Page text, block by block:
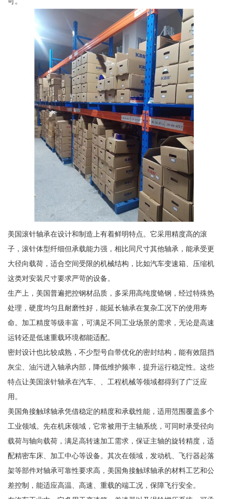
美国滚针轴承在设计和制造上有着鲜明特点。它采用精度高的滚
子，滚针体型纤细但承载能力强，相比同尺寸其他轴承，能承受更
大径向载荷，适合空间受限的机械结构，比如汽车变速箱、压缩机
这类对安装尺寸要求严苛的设备。
生产上，美国普遍把控钢材品质，多采用高纯度铬钢，经过特殊热
处理，硬度均匀且耐磨性好，能延长轴承在复杂工况下的使用寿
命。加工精度等级丰富，可满足不同工业场景的需求，无论是高速
运转还是低速重载环境都能适配。
密封设计也比较成熟，不少型号自带优化的密封结构，能有效阻挡
灰尘、油污进入轴承内部，降低维护频率，提升运行稳定性。这些
特点让美国滚针轴承在汽车、、工程机械等领域都得到了广泛应
用。
美国角接触球轴承凭借稳定的精度和承载性能，适用范围覆盖多个
工业领域。先在机床领域，它常被用于主轴系统，可同时承受径向
载荷与轴向载荷，满足高转速加工需求，保证主轴的旋转精度，适
配精密车床、加工中心等设备。其次在领域，发动机、飞行器起落
架等部件对轴承可靠性要求高，美国角接触球轴承的材料工艺和公
差控制，能适应高温、高速、重载的端工况，保障飞行安全。